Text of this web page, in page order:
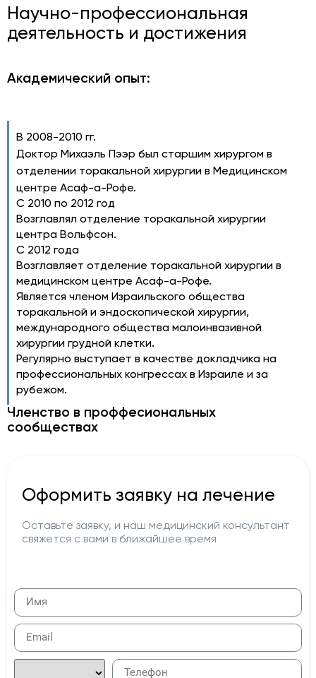
Научно-профессиональная
деятельность и достижения
Академический опыт:
В 2008-2010 гг.
Доктор Михаэль Пээр был старшим хирургом в
отделении торакальной хирургии в Медицинском
центре Асаф-а-Рофе.
С 2010 по 2012 год
Возглавлял отделение торакальной хирургии
центра Вольфсон.
С 2012 года
Возглавляет отделение торакальной хирургии в
медицинском центре Асаф-а-Рофе.
Является членом Израильского общества
торакальной и эндоскопической хирургии,
международного общества малоинвазивной
хирургии грудной клетки.
Регулярно выступает в качестве докладчика на
профессиональных конгрессах в Израиле и за
рубежом.
Членство в проффесиональных
сообществах
Оформить заявку на лечение
Оставьте заявку, и наш медицинский консультант
свяжется с вами в ближайшее время